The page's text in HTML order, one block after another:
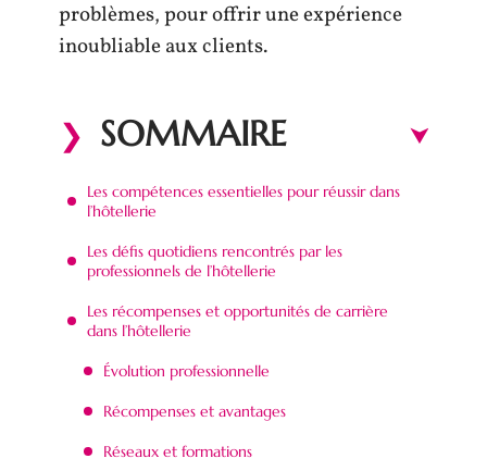
problèmes, pour offrir une expérience
inoubliable aux clients.
SOMMAIRE
Les compétences essentielles pour réussir dans
l’hôtellerie
Les défis quotidiens rencontrés par les
professionnels de l’hôtellerie
Les récompenses et opportunités de carrière
dans l’hôtellerie
Évolution professionnelle
Récompenses et avantages
Réseaux et formations